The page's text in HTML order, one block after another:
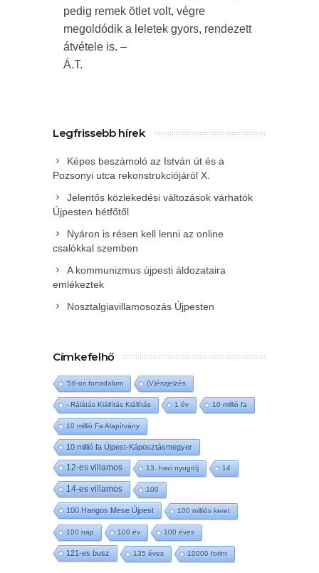
pedig remek ötlet volt, végre
megoldódik a leletek gyors, rendezett
átvétele is. –
Á.T.
Legfrissebb hírek
Képes beszámoló az István út és a
Pozsonyi utca rekonstrukciójáról X.
Jelentős közlekedési változások várhatók
Újpesten hétfőtől
Nyáron is résen kell lenni az online
csalókkal szemben
A kommunizmus újpesti áldozataira
emlékeztek
Nosztalgiavillamosozás Újpesten
Címkefelhő
'56-os forradalom (V)észjelzés
- Rálátás Kiállítás Kiállítás 1 év 10 millió fa
10 millió Fa Alapítvány
10 millió fa Újpest-Káposztásmegyer
12-es villamos 13. havi nyugdíj 14
14-es villamos 100
100 Hangos Mese Újpest 100 milliós keret
100 nap 100 év 100 éves
121-es busz 135 éves 10000 forint